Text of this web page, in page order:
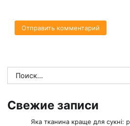
Найти:
Свежие записи
Яка тканина краще для сукні: